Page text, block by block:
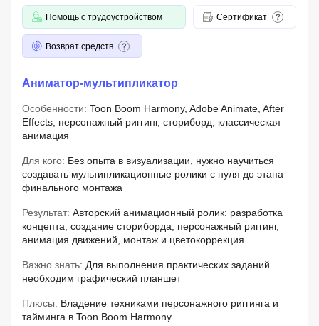
Помощь с трудоустройством Сертификат
Возврат средств
Аниматор-мультипликатор
Особенности: Toon Boom Harmony, Adobe Animate, After
Effects, персонажный риггинг, сториборд, классическая
анимация
Для кого: Без опыта в визуализации, нужно научиться
создавать мультипликационные ролики с нуля до этапа
финального монтажа
Результат: Авторский анимационный ролик: разработка
концепта, создание сториборда, персонажный риггинг,
анимация движений, монтаж и цветокоррекция
Важно знать: Для выполнения практических заданий
необходим графический планшет
Плюсы: Владение техниками персонажного риггинга и
тайминга в Toon Boom Harmony